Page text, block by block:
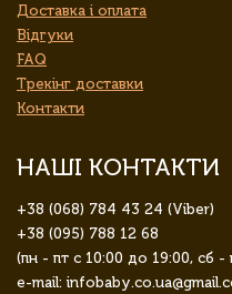
Доставка і оплата
Відгуки
FAQ
Трекінг доставки
Контакти
НАШІ КОНТАКТИ
+38 (068) 784 43 24 (Viber)
+38 (095) 788 12 68
(пн - пт с 10:00 до 19:00, сб -
e-mail: